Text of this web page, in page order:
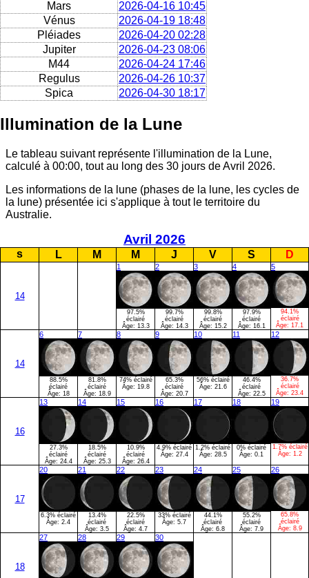
Mars
2026-04-16 10:45
Vénus
2026-04-19 18:48
Pléiades
2026-04-20 02:28
Jupiter
2026-04-23 08:06
M44
2026-04-24 17:46
Regulus
2026-04-26 10:37
Spica
2026-04-30 18:17
Illumination de la Lune
Le tableau suivant représente l'illumination de la Lune,
calculé à 00:00, tout au long des 30 jours de Avril 2026.
Les informations de la lune (phases de la lune, les cycles de
la lune) présentée ici s'applique à tout le territoire du
Australie.
Avril 2026
s L M M J V S D
14
1
97.5%
éclairé
Âge: 13.3
2
99.7%
éclairé
Âge: 14.3
3
99.8%
éclairé
Âge: 15.2
4
97.9%
éclairé
Âge: 16.1
5
94.1%
éclairé
Âge: 17.1
14
6
88.5%
éclairé
Âge: 18
7
81.8%
éclairé
Âge: 18.9
8
74% éclairé
Âge: 19.8
9
65.3%
éclairé
Âge: 20.7
10
56% éclairé
Âge: 21.6
11
46.4%
éclairé
Âge: 22.5
12
36.7%
éclairé
Âge: 23.4
16
13
27.3%
éclairé
Âge: 24.4
14
18.5%
éclairé
Âge: 25.3
15
10.9%
éclairé
Âge: 26.4
16
4.9% éclairé
Âge: 27.4
17
1.2% éclairé
Âge: 28.5
18
0% éclairé
Âge: 0.1
19
1.7% éclairé
Âge: 1.2
17
20
6.3% éclairé
Âge: 2.4
21
13.4%
éclairé
Âge: 3.5
22
22.5%
éclairé
Âge: 4.7
23
33% éclairé
Âge: 5.7
24
44.1%
éclairé
Âge: 6.8
25
55.2%
éclairé
Âge: 7.9
26
65.8%
éclairé
Âge: 8.9
18
27 28 29 30